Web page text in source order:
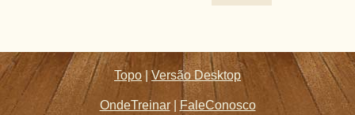
Topo |Versão Desktop
OndeTreinar| FaleConosco